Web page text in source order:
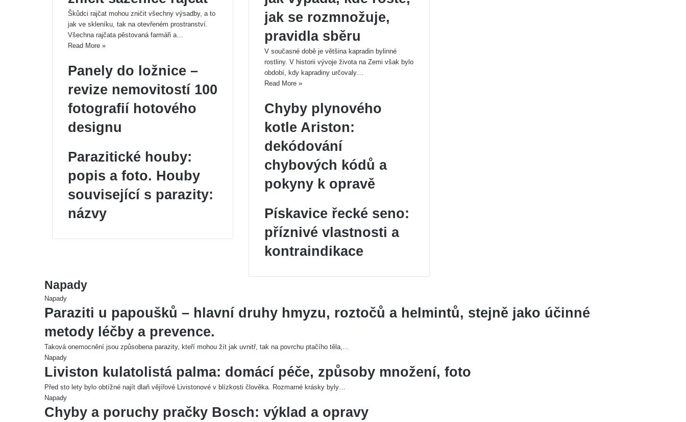
Škůdci rajčat mohou zničit všechny výsadby, a to
jak ve skleníku, tak na otevřeném prostranství.
Všechna rajčata pěstovaná farmáři a…
Read More »
Panely do ložnice –
revize nemovitostí 100
fotografií hotového
designu
Parazitické houby:
popis a foto. Houby
související s parazity:
názvy
jak se rozmnožuje,
pravidla sběru
V současné době je většina kapradin bylinné
rostliny. V historii vývoje života na Zemi však bylo
období, kdy kapradiny určovaly…
Read More »
Chyby plynového
kotle Ariston:
dekódování
chybových kódů a
pokyny k opravě
Pískavice řecké seno:
příznivé vlastnosti a
kontraindikace
Napady
Napady
Paraziti u papoušků – hlavní druhy hmyzu, roztočů a helmintů, stejně jako účinné
metody léčby a prevence.
Taková onemocnění jsou způsobena parazity, kteří mohou žít jak uvnitř, tak na povrchu ptačího těla,…
Napady
Liviston kulatolistá palma: domácí péče, způsoby množení, foto
Před sto lety bylo obtížné najít dlaň vějířové Livistonové v blízkosti člověka. Rozmarné krásky byly…
Napady
Chyby a poruchy pračky Bosch: výklad a opravy